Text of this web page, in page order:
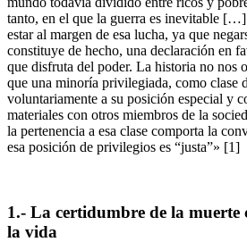
tanto, en el que la guerra es inevitable
estar al margen de esa lucha, ya que
constituye de hecho, una declaración en
que disfruta del poder. La historia no nos
que una minoría privilegiada, como clase
voluntariamente a su posición especial y
materiales con otros miembros de la
la pertenencia a esa clase comporta la
esa posición de privilegios es “justa”» [1]
1.- La certidumbre de la muerte
la vida